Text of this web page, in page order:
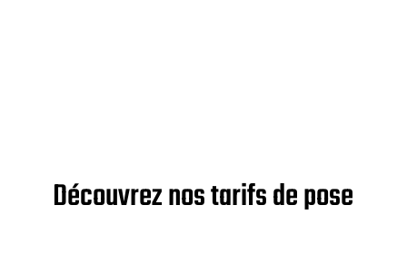
Découvrez nos tarifs de pose